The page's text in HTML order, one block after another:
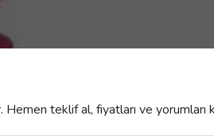
teklif al, fiyatları ve yorumları